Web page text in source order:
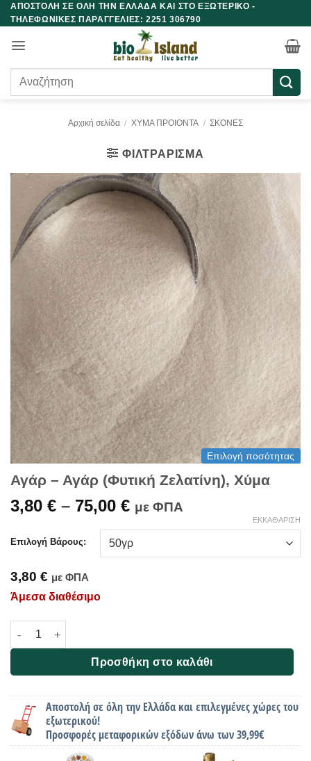
Μετάβαση
στο
περιεχόμενο
ΑΠΟΣΤΟΛΗ ΣΕ ΟΛΗ ΤΗΝ ΕΛΛΑΔΑ ΚΑΙ ΣΤΟ ΕΞΩΤΕΡΙΚΟ -
ΤΗΛΕΦΩΝΙΚΕΣ ΠΑΡΑΓΓΕΛΙΕΣ: 2251 306790
Αναζήτηση
Αρχική σελίδα / ΧΥΜΑ ΠΡΟΙΟΝΤΑ / ΣΚΟΝΕΣ
ΦΙΛΤΡΆΡΙΣΜΑ
Επιλογή ποσότητας
Αγάρ – Αγάρ (Φυτική Ζελατίνη), Χύμα
3,80 € – 75,00 €Price
3,80 €
through
με ΦΠΑ
Επιλογή Βάρους:
ΕΚΚΑΘΆΡΙΣΗ
3,80 € με ΦΠΑ
Άμεσα διαθέσιμο
Αγάρ - Αγάρ (Φυτική Ζελατίνη), Χύμα ποσότητα
Προσθήκη στο καλάθι
Αποστολή σε όλη την Ελλάδα και επιλεγμένες χώρες του
εξωτερικού!
Προσφορές μεταφορικών εξόδων άνω των 39,99€